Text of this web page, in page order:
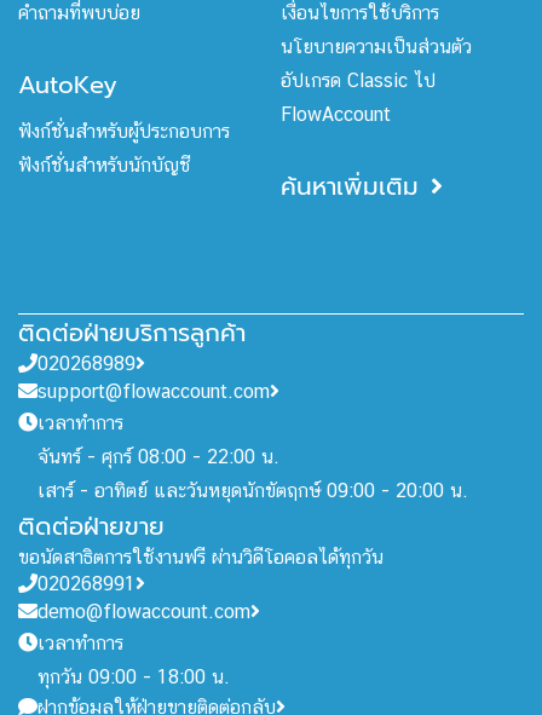
คำถามที่พบบ่อย
AutoKey
ฟังก์ชั่นสำหรับผู้ประกอบการ
ฟังก์ชั่นสำหรับนักบัญชี
เงื่อนไขการใช้บริการ
นโยบายความเป็นส่วนตัว
อัปเกรด Classic ไป
FlowAccount
ค้นหาเพิ่มเติม
ติดต่อฝ่ายบริการลูกค้า
020268989
support@flowaccount.com
เวลาทำการ
จันทร์ - ศุกร์ 08:00 - 22:00 น.
เสาร์ - อาทิตย์ และวันหยุดนักขัตฤกษ์ 09:00 - 20:00 น.
ติดต่อฝ่ายขาย
ขอนัดสาธิตการใช้งานฟรี ผ่านวิดีโอคอลได้ทุกวัน
020268991
demo@flowaccount.com
เวลาทำการ
ทุกวัน 09:00 - 18:00 น.
ฝากข้อมูลให้ฝ่ายขายติดต่อกลับ